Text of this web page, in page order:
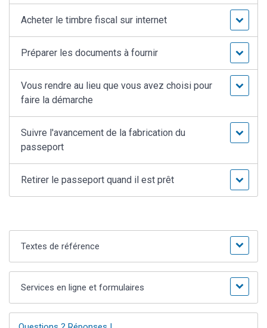
Acheter le timbre fiscal sur internet
Préparer les documents à fournir
Vous rendre au lieu que vous avez choisi pour
faire la démarche
Suivre l'avancement de la fabrication du
passeport
Retirer le passeport quand il est prêt
Textes de référence
Services en ligne et formulaires